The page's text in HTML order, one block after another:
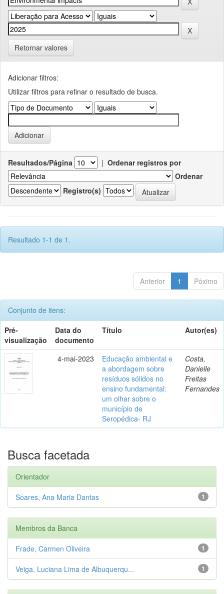
Retornar valores
Adicionar filtros:
Utilizar filtros para refinar o resultado de busca.
Resultados/Página | Ordenar registros por
Ordenar
Registro(s)
Resultado 1-1 de 1.
Anterior 1 Póximo
Conjunto de itens:
Pré-
visualização
Data do
documento
Título Autor(es)
4-mai-2023
Educação ambiental e
a abordagem sobre
resíduos sólidos no
ensino fundamental:
um olhar sobre o
município de
Seropédica- RJ
Costa,
Danielle
Freitas
Fernandes
Busca facetada
Orientador
1
Soares, Ana Maria Dantas
Membros da Banca
1
Frade, Carmen Oliveira
1
Veiga, Luciana Lima de Albuquerqu...